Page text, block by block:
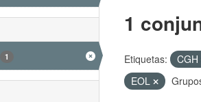
1
1
Etiquetas: CGH
EOL